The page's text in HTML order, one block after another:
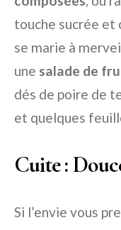
touche sucrée et
se marie à
une salade de
dés de poire de
et quelques
Cuite :
Si l’envie vous